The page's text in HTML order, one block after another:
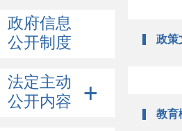
政府信息
公开制度
法定主动
公开内容
政策
教育